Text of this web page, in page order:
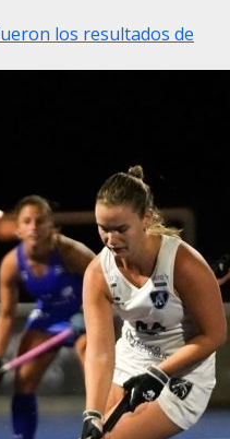
los resultados de